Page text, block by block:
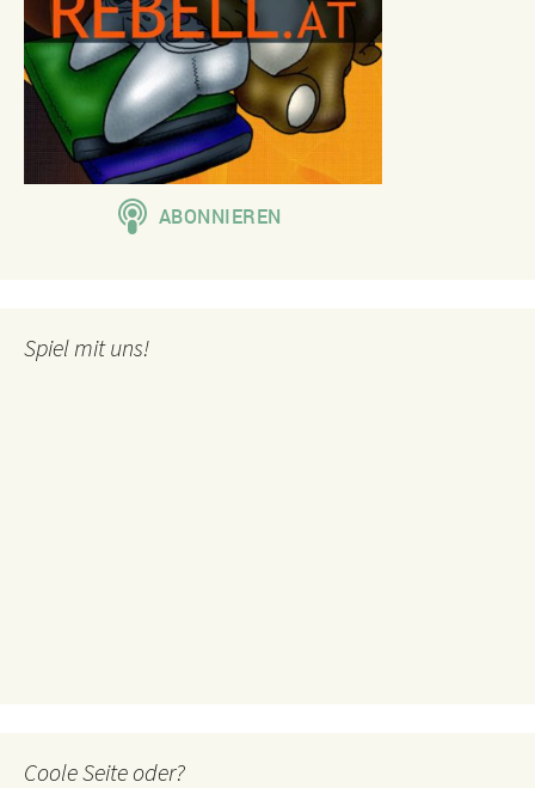
Spiel mit uns!
Coole Seite oder?